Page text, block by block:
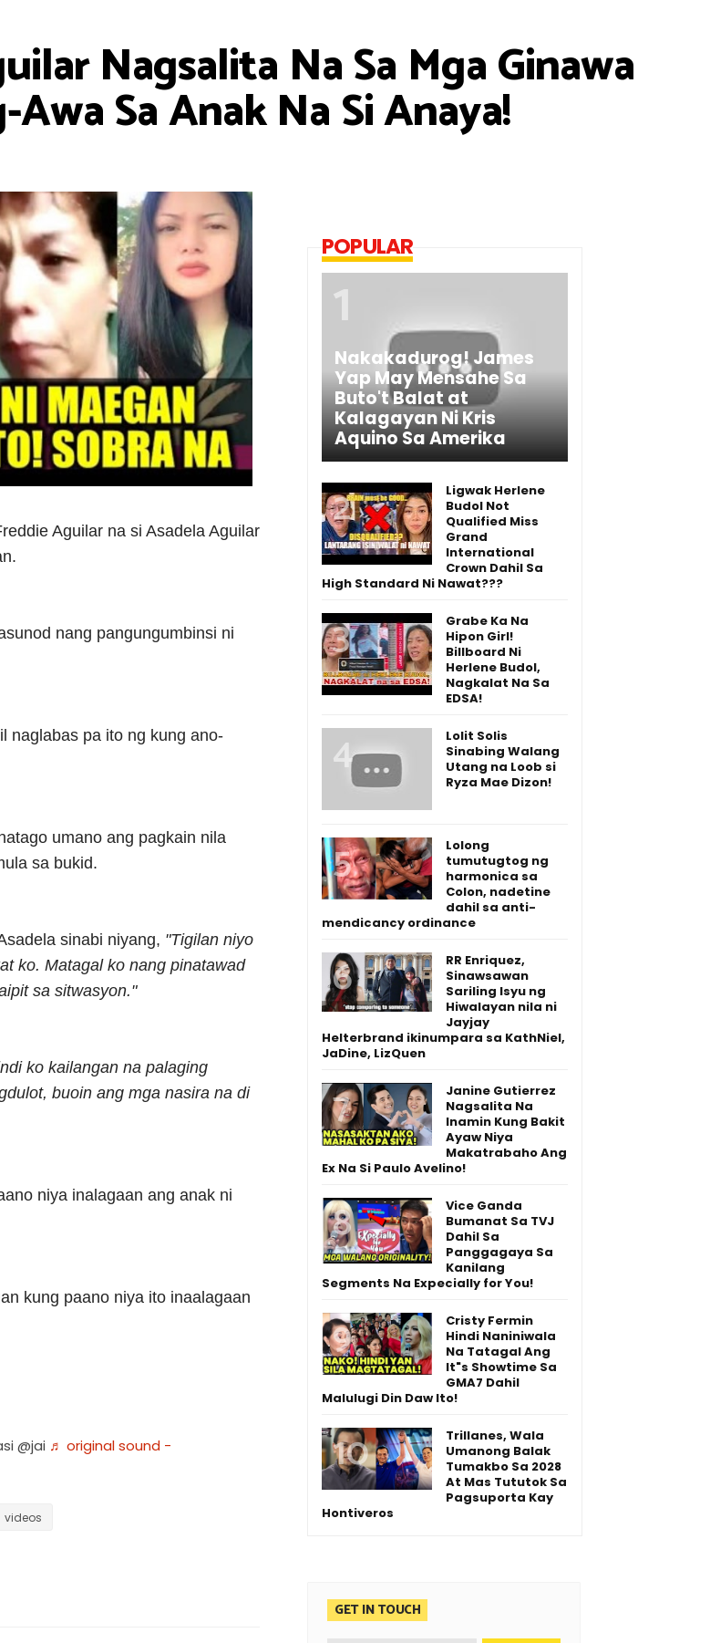
Nagsalita Na Sa Mga Ginawa
Sa Anak Na Si Anaya!
Aguilar na si Asadela Aguilar
nang pangungumbinsi ni
naglabas pa ito ng kung ano-
umano ang pagkain nila
sa bukid.
sinabi niyang, "Tigilan niyo
ko. Matagal ko nang pinatawad
sa sitwasyon."
ko kailangan na palaging
buoin ang mga nasira na di
niya inalagaan ang anak ni
kung paano niya ito inaalagaan
@jai ♬ original sound -
videos
POPULAR
Nakakadurog! James
Yap May Mensahe Sa
Buto't Balat at
Kalagayan Ni Kris
Aquino Sa Amerika
Ligwak Herlene
Budol Not
Qualified Miss
Grand
International
Crown Dahil Sa
High Standard Ni Nawat???
Grabe Ka Na
Hipon Girl!
Billboard Ni
Herlene Budol,
Nagkalat Na Sa
EDSA!
Lolit Solis
Sinabing Walang
Utang na Loob si
Ryza Mae Dizon!
Lolong
tumutugtog ng
harmonica sa
Colon, nadetine
dahil sa anti-
mendicancy ordinance
RR Enriquez,
Sinawsawan
Sariling Isyu ng
Hiwalayan nila ni
Jayjay
Helterbrand ikinumpara sa KathNiel,
JaDine, LizQuen
Janine Gutierrez
Nagsalita Na
Inamin Kung Bakit
Ayaw Niya
Makatrabaho Ang
Ex Na Si Paulo Avelino!
Vice Ganda
Bumanat Sa TVJ
Dahil Sa
Panggagaya Sa
Kanilang
Segments Na Expecially for You!
Cristy Fermin
Hindi Naniniwala
Na Tatagal Ang
It"s Showtime Sa
GMA7 Dahil
Malulugi Din Daw Ito!
Trillanes, Wala
Umanong Balak
Tumakbo Sa 2028
At Mas Tututok Sa
Pagsuporta Kay
Hontiveros
GET IN TOUCH